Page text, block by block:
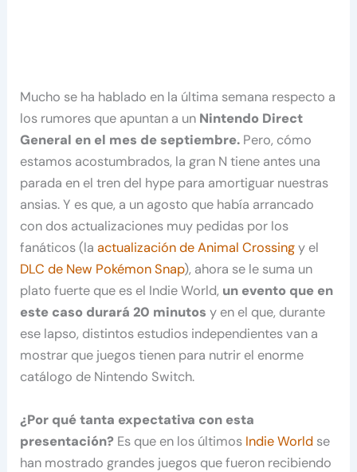
Mucho se ha hablado en la última semana respecto a
los rumores que apuntan a un Nintendo Direct
General en el mes de septiembre. Pero, cómo
estamos acostumbrados, la gran N tiene antes una
parada en el tren del hype para amortiguar nuestras
ansias. Y es que, a un agosto que había arrancado
con dos actualizaciones muy pedidas por los
fanáticos (laactualización de Animal Crossingy el
DLC de New Pokémon Snap), ahora se le suma un
plato fuerte que es el Indie World, un evento que en
este caso durará 20 minutos y en el que, durante
ese lapso, distintos estudios independientes van a
mostrar que juegos tienen para nutrir el enorme
catálogo de Nintendo Switch.
¿Por qué tanta expectativa con esta
presentación? Es que en los últimos Indie World se
han mostrado grandes juegos que fueron recibiendo